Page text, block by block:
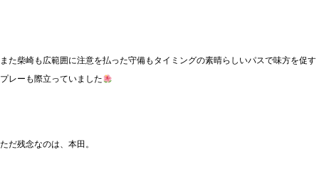
また柴崎も広範囲に注意を払った守備もタイミングの素晴らしいパスで味方を促す
プレーも際立っていました
ただ残念なのは、本田。